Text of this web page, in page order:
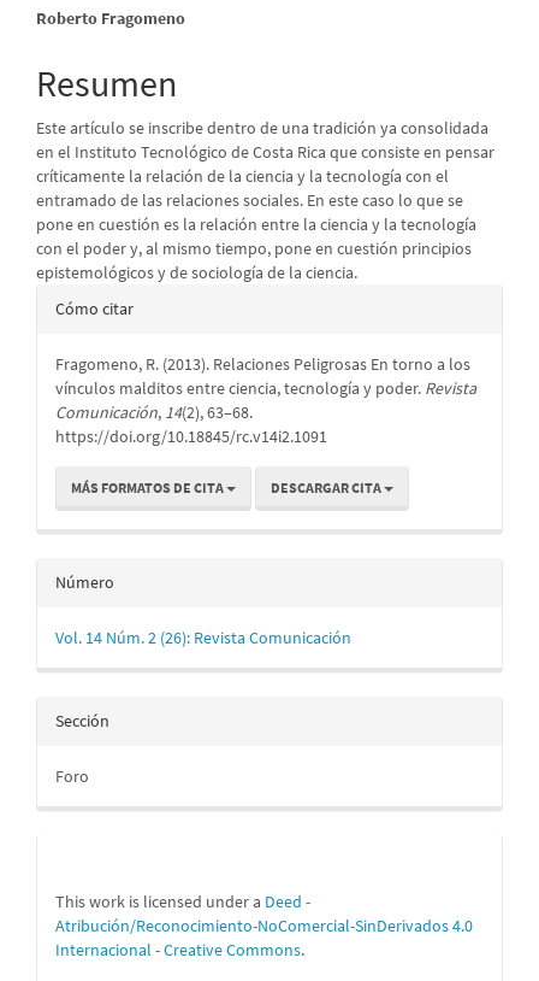
Contenido
principal
del
artículo
Roberto Fragomeno
Resumen
Este artículo se inscribe dentro de una tradición ya consolidada
en el Instituto Tecnológico de Costa Rica que consiste en pensar
críticamente la relación de la ciencia y la tecnología con el
entramado de las relaciones sociales. En este caso lo que se
pone en cuestión es la relación entre la ciencia y la tecnología
con el poder y, al mismo tiempo, pone en cuestión principios
epistemológicos y de sociología de la ciencia.
Detalles
artículo
Cómo citar
Fragomeno, R. (2013). Relaciones Peligrosas En torno a los
vínculos malditos entre ciencia, tecnología y poder. Revista
Comunicación, 14(2), 63–68.
https://doi.org/10.18845/rc.v14i2.1091
MÁS FORMATOS DE CITA DESCARGAR CITA
Número
Vol. 14 Núm. 2 (26): Revista Comunicación
Sección
Foro
This work is licensed under a Deed -
Atribución/Reconocimiento-NoComercial-SinDerivados 4.0
Internacional - Creative Commons.